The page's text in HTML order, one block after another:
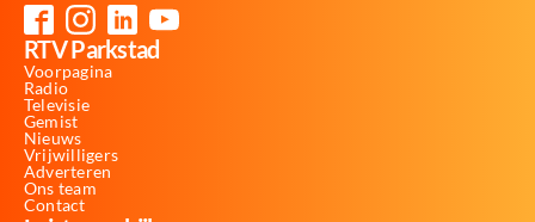
RTV Parkstad
Voorpagina
Radio
Televisie
Gemist
Nieuws
Vrijwilligers
Adverteren
Ons team
Contact